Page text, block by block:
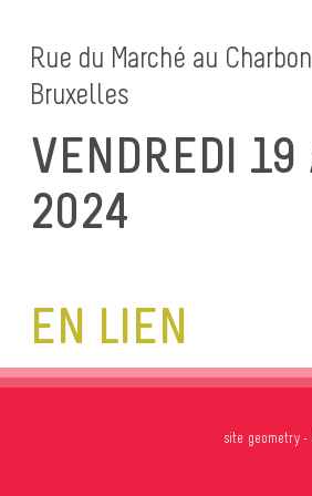
Rue du Marché au
Bruxelles
VENDREDI
2024
EN LIEN
site geometry-